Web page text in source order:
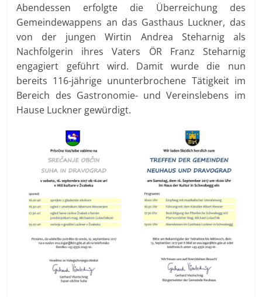
Abendessen erfolgte die Überreichung des
Gemeindewappens an das Gasthaus Luckner, das
von der jungen Wirtin Andrea Steharnig als
Nachfolgerin ihres Vaters ÖR Franz Steharnig
engagiert geführt wird. Damit wurde die nun
bereits 116-jährige ununterbrochene Tätigkeit im
Bereich des Gastronomie- und Vereinslebens im
Hause Luckner gewürdigt.